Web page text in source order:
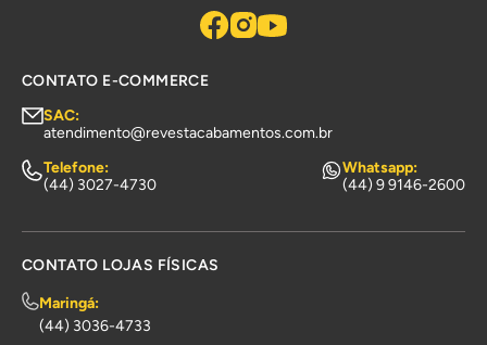
CONTATO E-COMMERCE
SAC:
atendimento@revestacabamentos.com.br
Telefone:
(44) 3027-4730
Whatsapp:
(44) 9 9146-2600
CONTATO LOJAS FÍSICAS
Maringá:
(44) 3036-4733